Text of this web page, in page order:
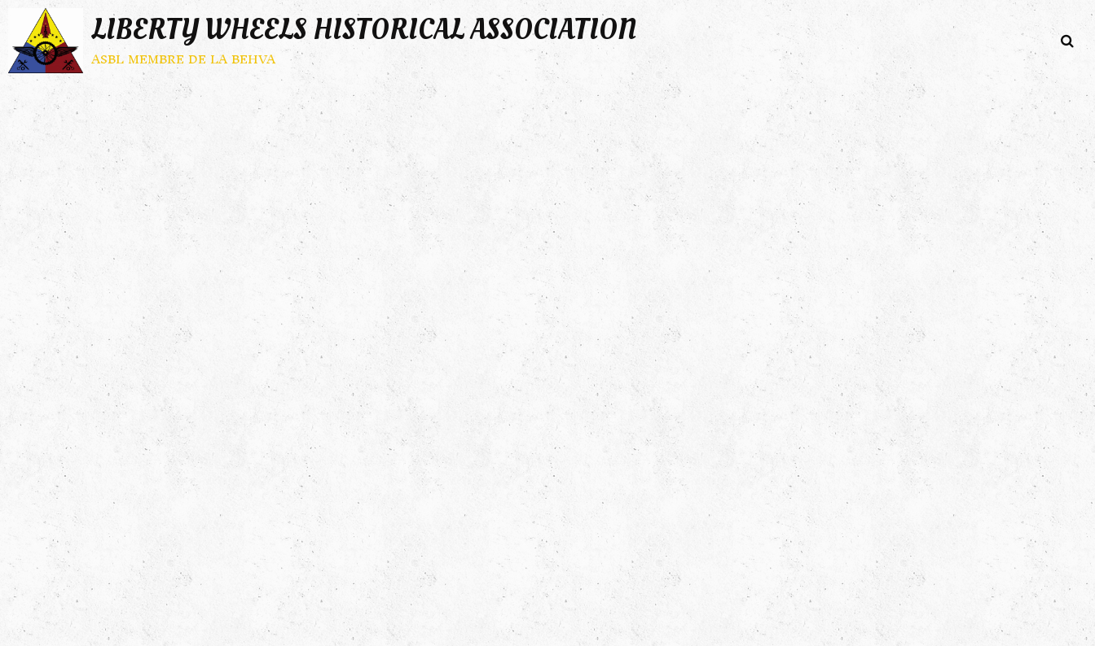
LIBERTY WHEELS HISTORICAL ASSOCIATION
asbl membre de la behva